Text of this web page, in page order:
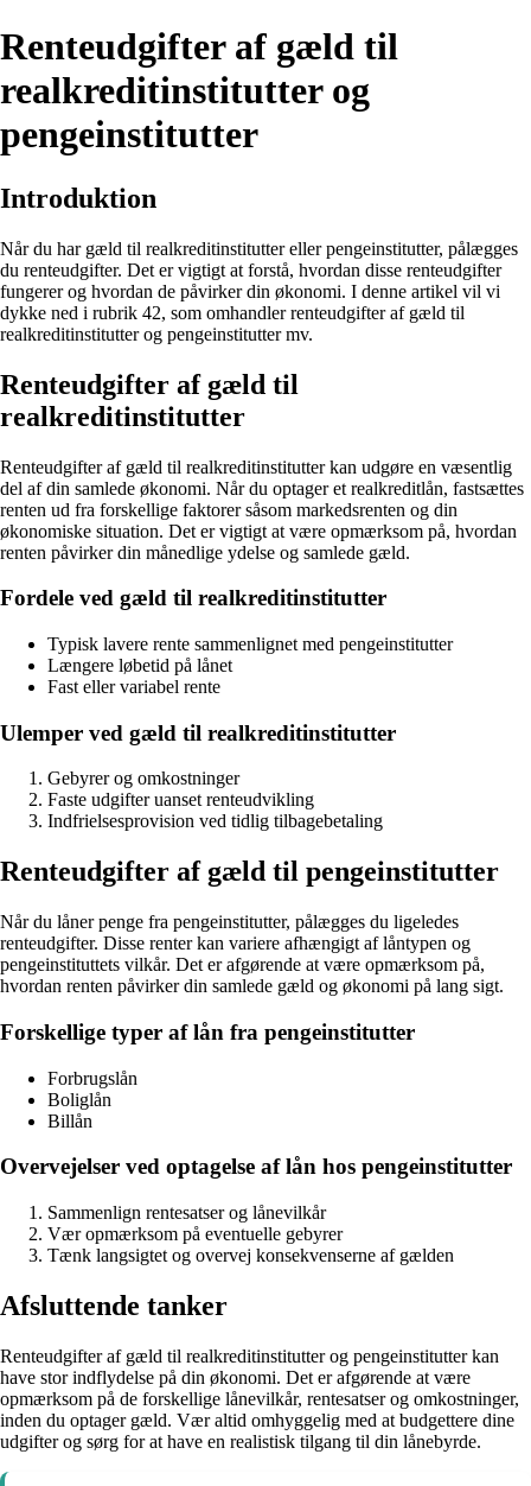
Renteudgifter af gæld til
realkreditinstitutter og
pengeinstitutter
Introduktion
Når du har gæld til realkreditinstitutter eller pengeinstitutter, pålægges
du renteudgifter. Det er vigtigt at forstå, hvordan disse renteudgifter
fungerer og hvordan de påvirker din økonomi. I denne artikel vil vi
dykke ned i rubrik 42, som omhandler renteudgifter af gæld til
realkreditinstitutter og pengeinstitutter mv.
Renteudgifter af gæld til
realkreditinstitutter
Renteudgifter af gæld til realkreditinstitutter kan udgøre en væsentlig
del af din samlede økonomi. Når du optager et realkreditlån, fastsættes
renten ud fra forskellige faktorer såsom markedsrenten og din
økonomiske situation. Det er vigtigt at være opmærksom på, hvordan
renten påvirker din månedlige ydelse og samlede gæld.
Fordele ved gæld til realkreditinstitutter
Typisk lavere rente sammenlignet med pengeinstitutter
Længere løbetid på lånet
Fast eller variabel rente
Ulemper ved gæld til realkreditinstitutter
Gebyrer og omkostninger
Faste udgifter uanset renteudvikling
Indfrielsesprovision ved tidlig tilbagebetaling
Renteudgifter af gæld til pengeinstitutter
Når du låner penge fra pengeinstitutter, pålægges du ligeledes
renteudgifter. Disse renter kan variere afhængigt af låntypen og
pengeinstituttets vilkår. Det er afgørende at være opmærksom på,
hvordan renten påvirker din samlede gæld og økonomi på lang sigt.
Forskellige typer af lån fra pengeinstitutter
Forbrugslån
Boliglån
Billån
Overvejelser ved optagelse af lån hos pengeinstitutter
Sammenlign rentesatser og lånevilkår
Vær opmærksom på eventuelle gebyrer
Tænk langsigtet og overvej konsekvenserne af gælden
Afsluttende tanker
Renteudgifter af gæld til realkreditinstitutter og pengeinstitutter kan
have stor indflydelse på din økonomi. Det er afgørende at være
opmærksom på de forskellige lånevilkår, rentesatser og omkostninger,
inden du optager gæld. Vær altid omhyggelig med at budgettere dine
udgifter og sørg for at have en realistisk tilgang til din lånebyrde.